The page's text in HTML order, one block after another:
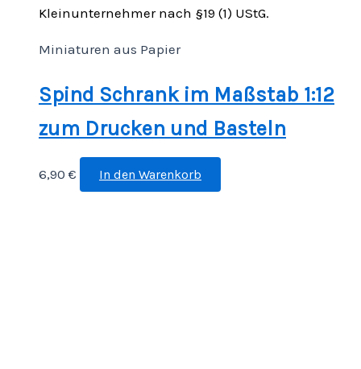
Kleinunternehmer nach §19 (1) UStG.
Miniaturen aus Papier
Spind Schrank im Maßstab 1:12
zum Drucken und Basteln
6,90 € In den Warenkorb